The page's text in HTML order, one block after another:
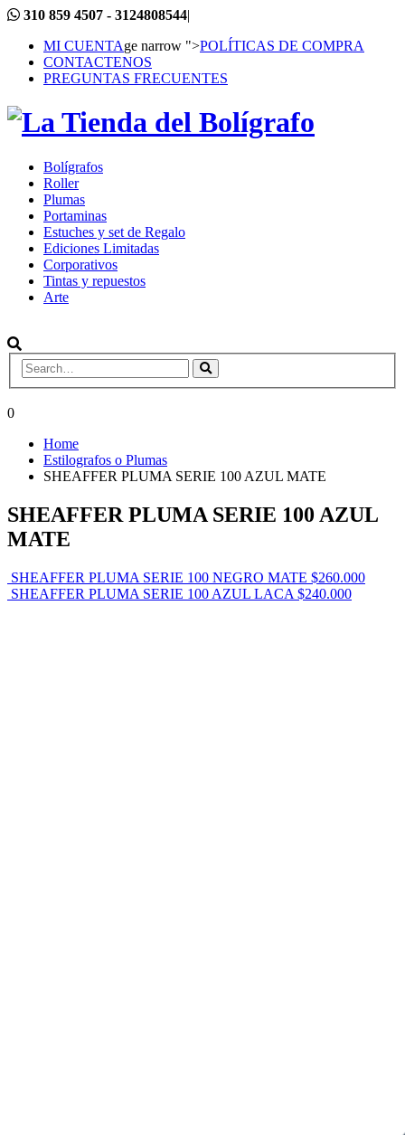
310 859 4507 - 3124808544|
MI CUENTAge narrow ">POLÍTICAS DE COMPRA
CONTACTENOS
PREGUNTAS FRECUENTES
Bolígrafos
Roller
Plumas
Portaminas
Estuches y set de Regalo
Ediciones Limitadas
Corporativos
Tintas y repuestos
Arte
0
Home
Estilografos o Plumas
SHEAFFER PLUMA SERIE 100 AZUL MATE
SHEAFFER PLUMA SERIE 100 AZUL
MATE
SHEAFFER PLUMA SERIE 100 NEGRO MATE $260.000
SHEAFFER PLUMA SERIE 100 AZUL LACA $240.000